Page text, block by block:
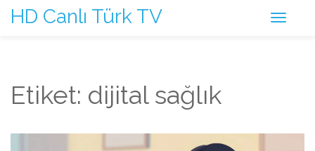
HD Canlı Türk TV
Etiket: dijital sağlık